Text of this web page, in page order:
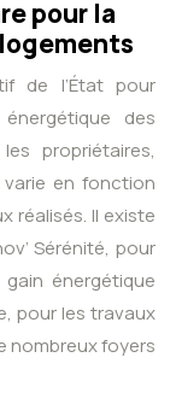
pour la
de l’État pour
des
propriétaires,
en fonction
réalisés. Il existe
Sérénité, pour
énergétique
pour les travaux
nombreux foyers